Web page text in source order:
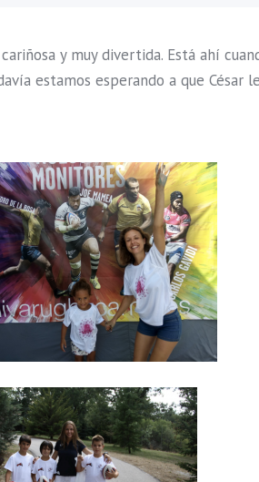
cariñosa y muy divertida. Está ahí
estamos esperando a que